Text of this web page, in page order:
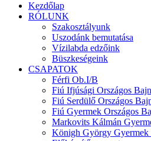
Kezdőlap
RÓLUNK
Szakosztályunk
Uszodánk bemutatása
Vízilabda edzőink
Büszkeségeink
CSAPATOK
Férfi Ob.I/B
Fiú Ifjúsági Országos
Fiú Serdülő Országos
Fiú Gyermek Országos
Markovits Kálmán
Königh György Gyermek